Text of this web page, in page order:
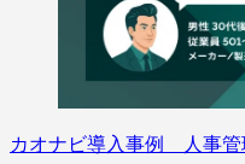
カオナビ導入事例 人事管